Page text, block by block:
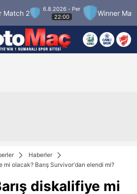
2
6.8.2026 - Per
22:00
Winner Match 3
Haberler
mi olacak? Barış Survivor'dan elendi mi?
diskalifiye mi